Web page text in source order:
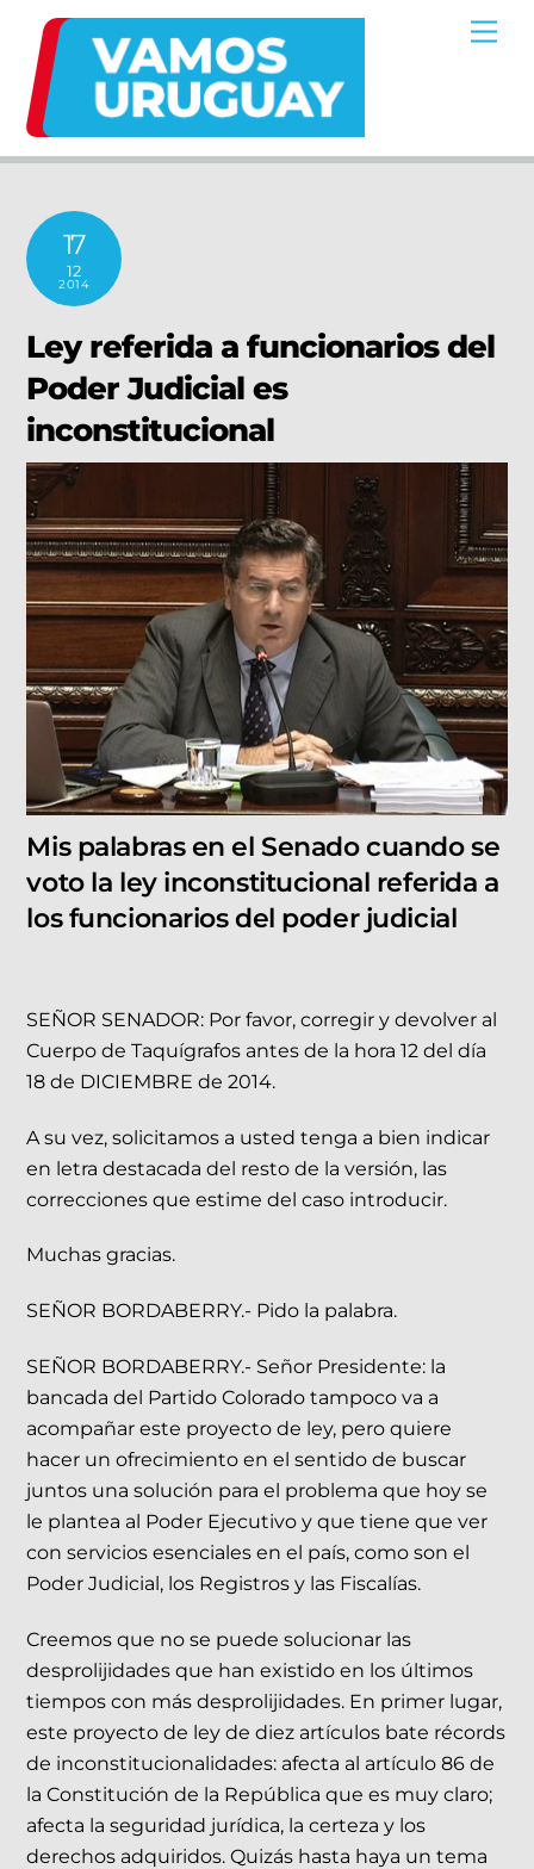
content
17
12
2014
Ley referida a funcionarios del
Poder Judicial es
inconstitucional
Mis palabras en el Senado cuando se
voto la ley inconstitucional referida a
los funcionarios del poder judicial
SEÑOR SENADOR: Por favor, corregir y devolver al
Cuerpo de Taquígrafos antes de la hora 12 del día
18 de DICIEMBRE de 2014.
A su vez, solicitamos a usted tenga a bien indicar
en letra destacada del resto de la versión, las
correcciones que estime del caso introducir.
Muchas gracias.
SEÑOR BORDABERRY.- Pido la palabra.
SEÑOR BORDABERRY.- Señor Presidente: la
bancada del Partido Colorado tampoco va a
acompañar este proyecto de ley, pero quiere
hacer un ofrecimiento en el sentido de buscar
juntos una solución para el problema que hoy se
le plantea al Poder Ejecutivo y que tiene que ver
con servicios esenciales en el país, como son el
Poder Judicial, los Registros y las Fiscalías.
Creemos que no se puede solucionar las
desprolijidades que han existido en los últimos
tiempos con más desprolijidades. En primer lugar,
este proyecto de ley de diez artículos bate récords
de inconstitucionalidades: afecta al artículo 86 de
la Constitución de la República que es muy claro;
afecta la seguridad jurídica, la certeza y los
derechos adquiridos. Quizás hasta haya un tema